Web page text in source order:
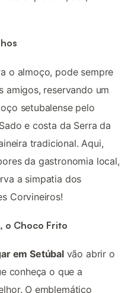
o almoço, pode sempre
amigos, reservando um
setubalense pelo
e costa da Serra da
tradicional. Aqui,
da gastronomia local,
a simpatia dos
Corvineiros!
o Choco Frito
em Setúbalvão abrir o
conheça o que a
O emblemático